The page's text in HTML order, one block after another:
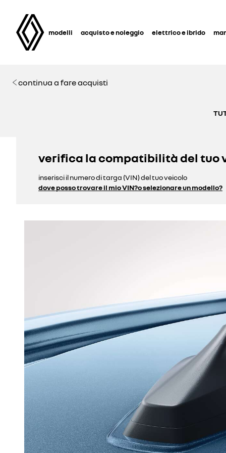
modelli acquisto e noleggio elettrico e ibrido
continua a fare acquisti
verifica la compatibilità del tuo
inserisci il numero di targa (VIN) del tuo veicolo
dove posso trovare il mio VIN?o selezionare un modello?